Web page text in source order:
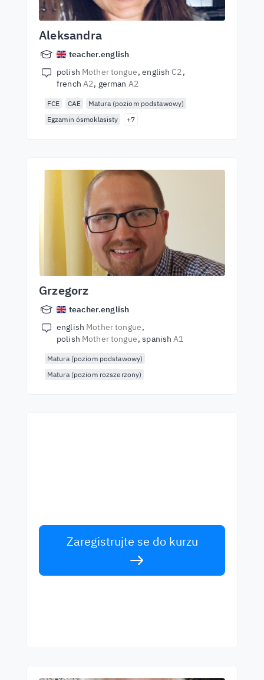
Aleksandra
teacher.english
polish Mother tongue english C2
french A2 german A2
FCE CAE
Matura (poziom podstawowy)
Egzamin ósmoklasisty
+7
Grzegorz
teacher.english
english Mother tongue
polish Mother tongue spanishA1
Matura (poziom podstawowy)
Matura (poziom rozszerzony)
Zaregistrujte se do kurzu